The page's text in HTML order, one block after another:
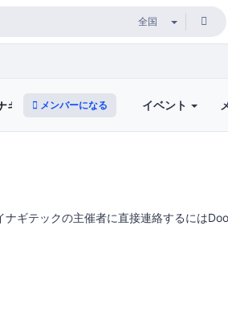
ギテックメンバーになる イベント
ギテックの主催者に直接連絡するには